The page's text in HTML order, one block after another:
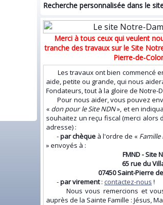
Recherche personnalisée dans le
Merci à tous ceux qui veulent
tranche des travaux sur le Site
Pierre-de-
Les travaux ont bien commencé
aide, petite ou grande, qui nous
Fondateurs, tout à la gloire de Notre-
Pour nous aider, vous pouvez
« don pour le Site NDN», et en
souhaitez un reçu fiscal (merci alors
adresse) :
-par chèque à l'ordre de «
» envoyés à :
FMND - Site
65 rue du
07450 Saint-Pierre
-par virement: contactez-nous !
Nous vous remercions et vous
auprès de la Sainte Famille : Jésus,